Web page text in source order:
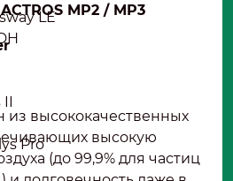
LE
II
Pro
MP2 / MP3
из высококачественных
высокую
(до 99,9% для частиц